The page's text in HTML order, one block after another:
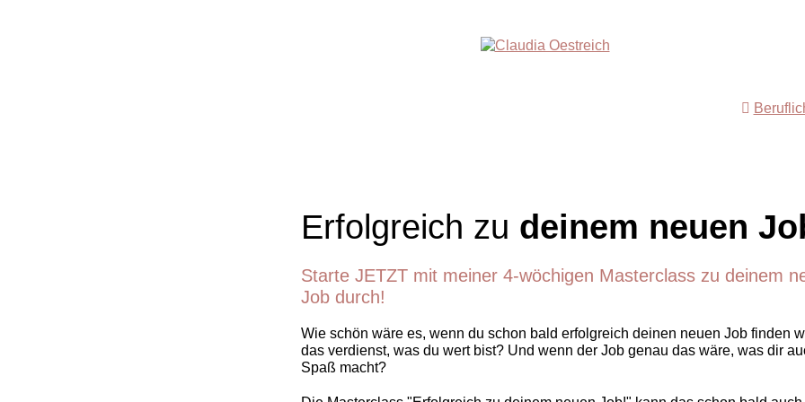
Erfolgreich zu deinem neuen
Starte JETZT mit meiner 4-wöchigen Masterclass zu deinem
Job durch!
Wie schön wäre es, wenn du schon bald erfolgreich deinen neuen Job finden
das verdienst, was du wert bist? Und wenn der Job genau das wäre, was dir
Spaß macht?